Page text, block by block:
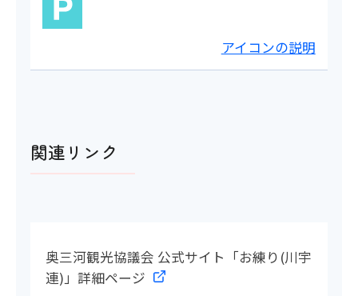
アイコンの説明
関連リンク
奥三河観光協議会 公式サイト「お練り(川宇
連)」詳細ページ